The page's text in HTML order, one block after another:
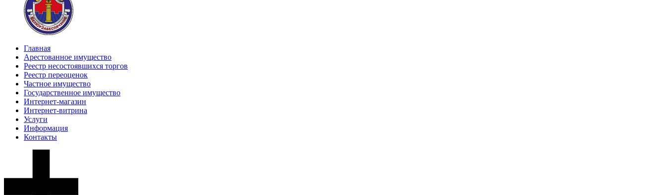
Главная
Арестованное имущество
Реестр несостоявшихся торгов
Реестр переоценок
Частное имущество
Государственное имущество
Интернет-магазин
Интернет-витрина
Услуги
Информация
Контакты